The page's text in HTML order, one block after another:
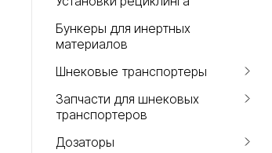
Бункеры для инертных
материалов
Шнековые транспортеры
Запчасти для шнековых
транспортеров
Дозаторы